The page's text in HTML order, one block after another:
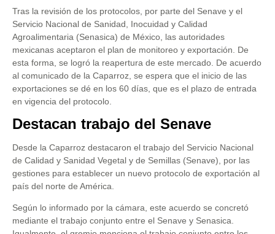
Tras la revisión de los protocolos, por parte del Senave y el
Servicio Nacional de Sanidad, Inocuidad y Calidad
Agroalimentaria (Senasica) de México, las autoridades
mexicanas aceptaron el plan de monitoreo y exportación. De
esta forma, se logró la reapertura de este mercado. De acuerdo
al comunicado de la Caparroz, se espera que el inicio de las
exportaciones se dé en los 60 días, que es el plazo de entrada
en vigencia del protocolo.
Destacan trabajo del Senave
Desde la Caparroz destacaron el trabajo del Servicio Nacional
de Calidad y Sanidad Vegetal y de Semillas (Senave), por las
gestiones para establecer un nuevo protocolo de exportación al
país del norte de América.
Según lo informado por la cámara, este acuerdo se concretó
mediante el trabajo conjunto entre el Senave y Senasica.